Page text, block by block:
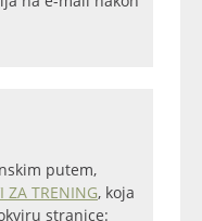
putem,
ZA TRENING, koja
stranice: